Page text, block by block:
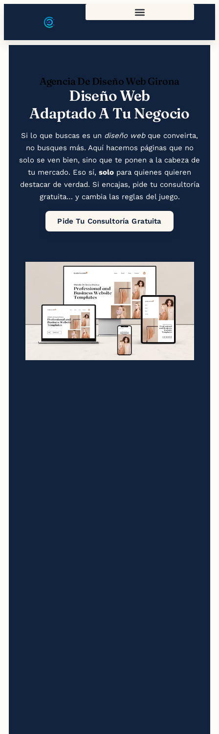
Agencia De Diseño Web Girona
Diseño Web
Adaptado A Tu Negocio
Si lo que buscas es un diseño webque conveirta,
no busques más. Aquí hacemos páginas que no
solo se ven bien, sino que te ponen a la cabeza de
tu mercado. Eso sí, solo para quienes quieren
destacar de verdad. Si encajas, pide tu consultoría
gratuita… y cambia las reglas del juego.
Pide Tu Consultoría Gratuita